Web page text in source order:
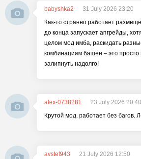
babyshka2
31 July 2026 23:20
Как-то странно работает
до конца запускает апгрейды,
целом мод имба, раскидать
комбинациям башен – это просто
залипнуть надолго!
alex-0738281
23 July 2026 20:40
Крутой мод, работает без багов.
avstef943
21 July 2026 12:50